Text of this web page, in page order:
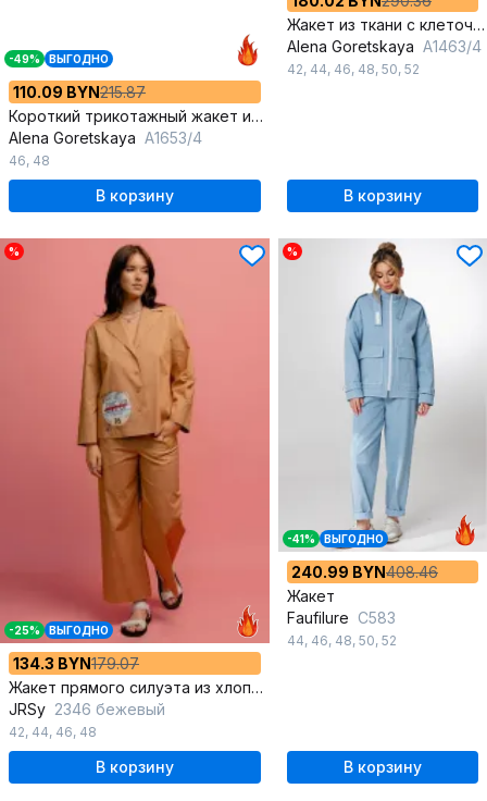
-49% ВЫГОДНО
110.09 BYN215.87
Короткий трикотажный жакет из хлопка с накладными карманами
Alena Goretskaya A1653/4
46, 48
В корзину
Жакет из ткани с клеточным принтом прямой силуэт лето
Alena Goretskaya A1463/4
42, 44, 46, 48, 50, 52
В корзину
%
-25% ВЫГОДНО
134.3 BYN179.07
Жакет прямого силуэта из хлопка с лацканами и застежкой
JRSy 2346 бежевый
42, 44, 46, 48
В корзину
%
-41% ВЫГОДНО
240.99 BYN408.46
Жакет
Faufilure С583
44, 46, 48, 50, 52
В корзину